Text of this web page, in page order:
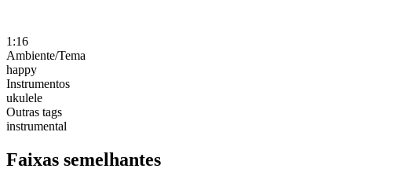
1:16
Ambiente/Tema
happy
Instrumentos
ukulele
Outras tags
instrumental
Faixas semelhantes